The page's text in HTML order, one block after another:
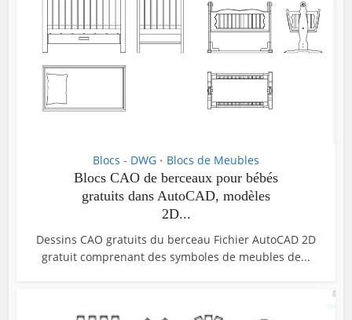
Blocs - DWG • Blocs de Meubles
Blocs CAO de berceaux pour bébés
gratuits dans AutoCAD, modèles
2D...
Dessins CAO gratuits du berceau Fichier AutoCAD 2D
gratuit comprenant des symboles de meubles de...